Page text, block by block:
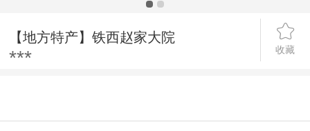
【地方特产】铁西赵家大院
收藏
***